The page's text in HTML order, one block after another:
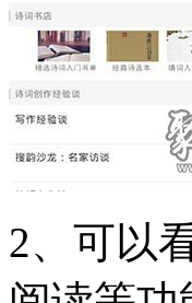
2、可以